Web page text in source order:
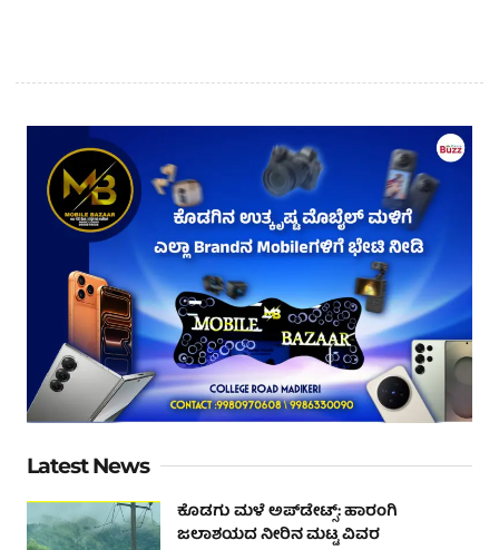
Latest News
ಕೊಡಗು ಮಳೆ ಅಪ್‌ಡೇಟ್ಸ್: ಹಾರಂಗಿ
ಜಲಾಶಯದ ನೀರಿನ ಮಟ್ಟ ವಿವರ